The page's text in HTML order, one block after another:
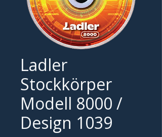
Ladler
Stockkörper
Modell 8000 /
Design 1039